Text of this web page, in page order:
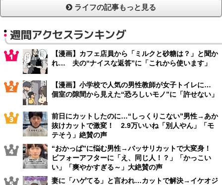
ライフの記事もっと見る
週間アクセスランキング
【漫画】カフェ店員から「ミルクと砂糖は？」と聞か
れ… 夫の“ナイスな返答”に「これから使います」
【漫画】小学校で人気の男性教師が女子トイレに…
個室の隙間から見えた“恐ろしいモノ”に「許せない」
前日にカットしたのに…“しっくりこない”男性→あか
抜けカットで激変！ 2.9万いいね「別人やん」「モ
テそう」絶賛の声
“おかっぱ”に悩む男性→バッサリカットで大変身！
ビフォーアフターに「え、同じ人！？」「かっこい
い」「爽やかすぎる～」大絶賛の声
妻に「ハゲてる」と言われ…カットで解決→イケオジ